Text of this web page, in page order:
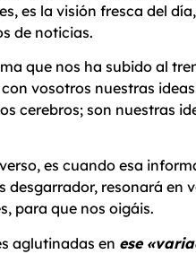
es la visión fresca del
de noticias.
que nos ha subido al
vosotros nuestras
cerebros; son nuestras
es cuando esa
resonará en
para que nos oigáis.
aglutinadas en ese